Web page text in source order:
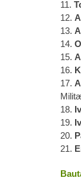
11.
12.
13.
14.
15.
16.
17.
18.
19.
20.
21.